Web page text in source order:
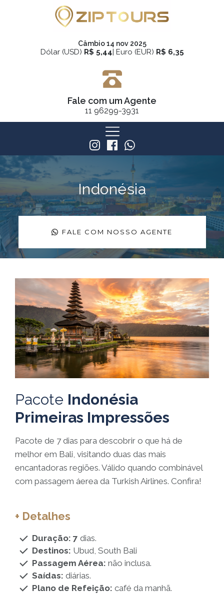
Câmbio 14 nov 2025
Dólar (USD) R$ 5,44| Euro (EUR) R$ 6,35
Fale com um Agente
11 96299-3931
Indonésia
FALE COM NOSSO AGENTE
Pacote Indonésia
Primeiras Impressões
Pacote de 7 dias para descobrir o que há de
melhor em Bali, visitando duas das mais
encantadoras regiões. Válido quando combinável
com passagem áerea da Turkish Airlines. Confira!
+ Detalhes
Duração: 7 dias.
Destinos: Ubud, South Bali
Passagem Aérea: não inclusa.
Saídas: diárias.
Plano de Refeição: café da manhã.